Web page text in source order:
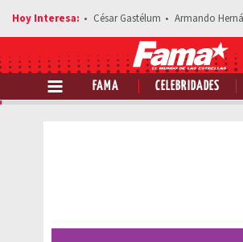
César Gastélum Armando
FAMA CELEBRIDADES